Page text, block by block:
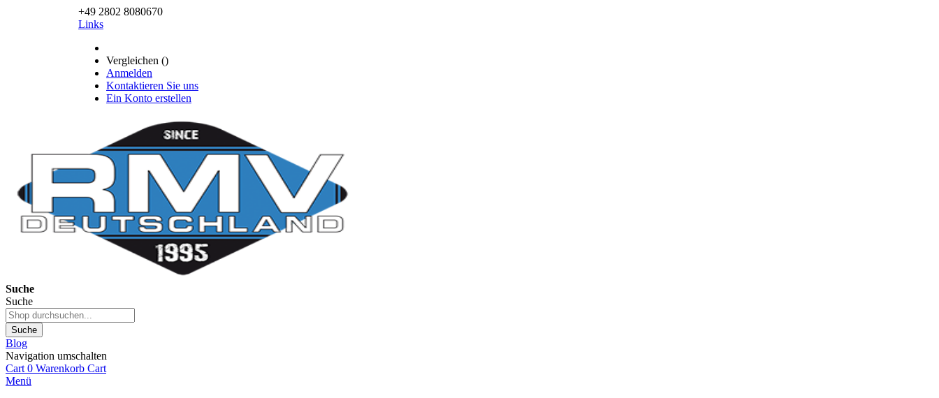
+49 2802 8080670
Links
Vergleichen ()
Anmelden
Kontaktieren Sie uns
Ein Konto erstellen
Suche
Suche
Suche
Blog
Navigation umschalten
Cart 0 Warenkorb Cart
Menü